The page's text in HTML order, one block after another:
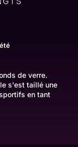
de verre.
s'est taillé une
en tant